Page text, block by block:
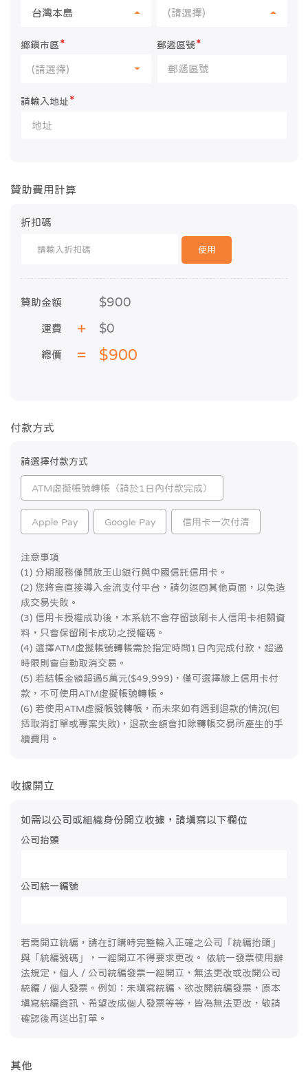
台灣本島 (請選擇)
鄉鎮市區 *
(請選擇)
郵遞區號 *
請輸入地址 *
贊助費用計算
折扣碼
使用
贊助金額 $900
運費 $0
總價 $900
付款方式
請選擇付款方式
ATM虛擬帳號轉帳（請於1日內付款完成）
Apple Pay Google Pay 信用卡一次付清
注意事項
(1) 分期服務僅開放玉山銀行與中國信託信用卡。
(2) 您將會直接導入金流支付平台，請勿返回其他頁面，以免造
成交易失敗。
(3) 信用卡授權成功後，本系統不會存留該刷卡人信用卡相關資
料，只會保留刷卡成功之授權碼。
(4) 選擇ATM虛擬帳號轉帳需於指定時間1日內完成付款，超過
時限則會自動取消交易。
(5) 若結帳金額超過5萬元($49,999)，僅可選擇線上信用卡付
款，不可使用ATM虛擬帳號轉帳。
(6) 若使用ATM虛擬帳號轉帳，而未來如有遇到退款的情況(包
括取消訂單或專案失敗)，退款金額會扣除轉帳交易所產生的手
續費用。
收據開立
如需以公司或組織身份開立收據，請填寫以下欄位
公司抬頭
公司統一編號
若需開立統編，請在訂購時完整輸入正確之公司「統編抬頭」
與「統編號碼」，一經開立不得要求更改。 依統一發票使用辦
法規定，個人 / 公司統編發票一經開立，無法更改或改開公司
統編 / 個人發票。例如：未填寫統編、欲改開統編發票，原本
填寫統編資訊、希望改成個人發票等等，皆為無法更改，敬請
確認後再送出訂單。
其他